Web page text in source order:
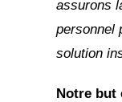
assurons
personnel
solution
Notre but